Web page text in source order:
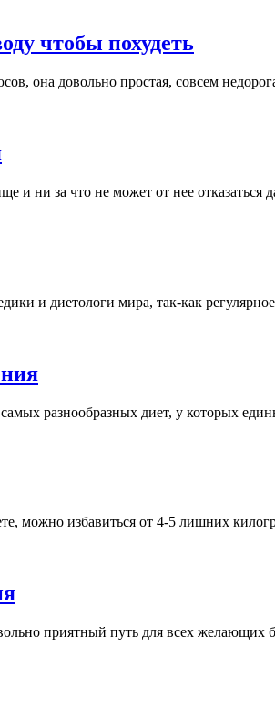
чтобы похудеть
она довольно простая, совсем
и ни за что не может от нее
и диетологи мира, так-как
разнообразных диет, у которых
можно избавиться от 4-5 лишних
приятный путь для всех